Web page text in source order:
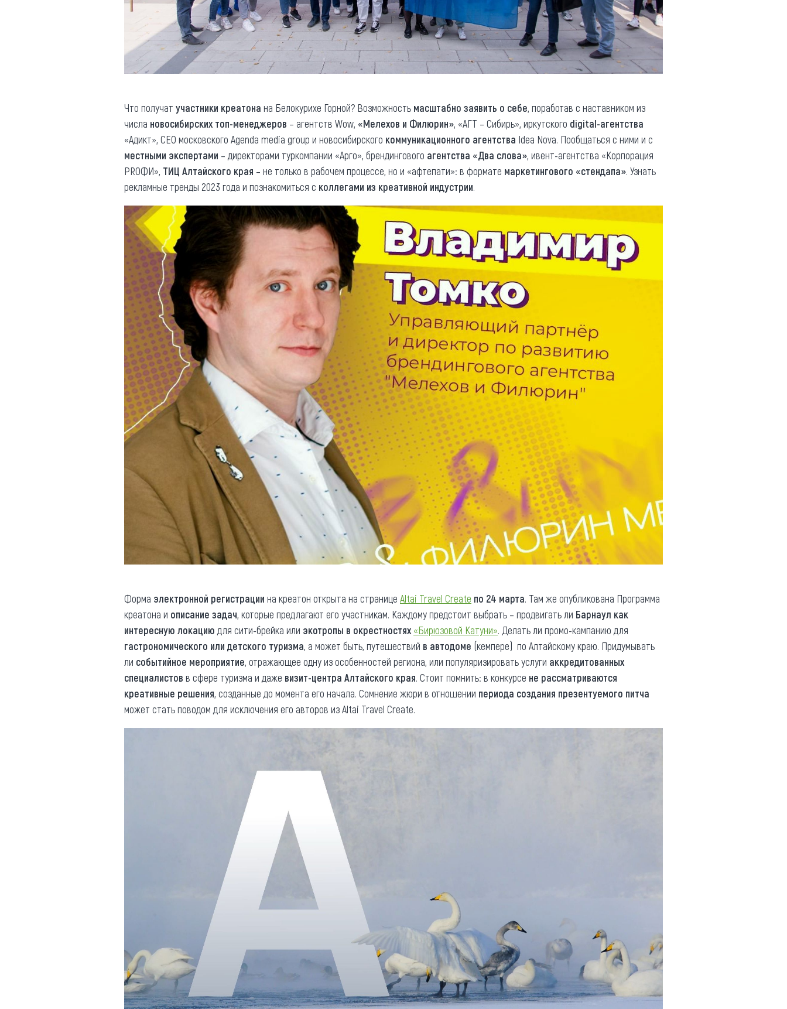
Что получат участники креатона на Белокурихе Горной? Возможность масштабно заявить о себе, поработав с наставником из
числа новосибирских топ-менеджеров – агентств Wow, «Мелехов и Филюрин», «АГТ – Сибирь», иркутского digital-агентства
«Адикт», СЕО московского Agenda media group и новосибирского коммуникационного агентства Idea Nova. Пообщаться с ними и с
местными экспертами – директорами туркомпании «Арго», брендингового агентства «Два слова», ивент-агентства «Корпорация
PRОФИ», ТИЦ Алтайского края – не только в рабочем процессе, но и «афтепати»: в формате маркетингового «стендапа». Узнать
рекламные тренды 2023 года и познакомиться с коллегами из креативной индустрии.
Форма электронной регистрации на креатон открыта на странице Altai Travel Create по 24 марта. Там же опубликована Программа
креатона и описание задач, которые предлагают его участникам. Каждому предстоит выбрать – продвигать ли Барнаул как
интересную локацию для сити-брейка или экотропы в окрестностях «Бирюзовой Катуни». Делать ли промо-кампанию для
гастрономического или детского туризма, а может быть, путешествий в автодоме (кемпере) по Алтайскому краю. Придумывать
ли событийное мероприятие, отражающее одну из особенностей региона, или популяризировать услуги аккредитованных
специалистов в сфере туризма и даже визит-центра Алтайского края. Стоит помнить: в конкурсе не рассматриваются
креативные решения, созданные до момента его начала. Сомнение жюри в отношении периода создания презентуемого питча
может стать поводом для исключения его авторов из Altai Travel Create.